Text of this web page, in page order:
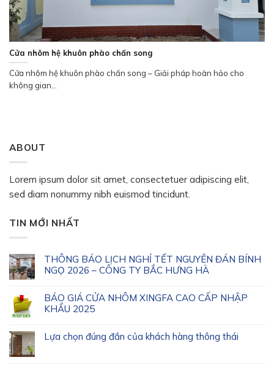
Cửa nhôm hệ khuôn phào chấn song
Cửa nhôm hệ khuôn phào chấn song – Giải pháp hoàn hảo cho
không gian...
ABOUT
Lorem ipsum dolor sit amet, consectetuer adipiscing elit,
sed diam nonummy nibh euismod tincidunt.
TIN MỚI NHẤT
THÔNG BÁO LỊCH NGHỈ TẾT NGUYÊN ĐÁN BÍNH
NGỌ 2026 – CÔNG TY BẮC HƯNG HÀ
BÁO GIÁ CỬA NHÔM XINGFA CAO CẤP NHẬP
KHẨU 2025
Lựa chọn đúng đắn của khách hàng thông thái